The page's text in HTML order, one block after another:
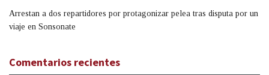
Arrestan a dos repartidores por protagonizar pelea tras disputa por un
viaje en Sonsonate
Comentarios recientes